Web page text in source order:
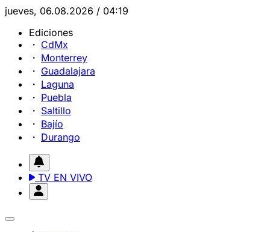
jueves, 06.08.2026 / 04:19
Ediciones
CdMx
Monterrey
Guadalajara
Laguna
Puebla
Saltillo
Bajío
Durango
TV EN VIVO